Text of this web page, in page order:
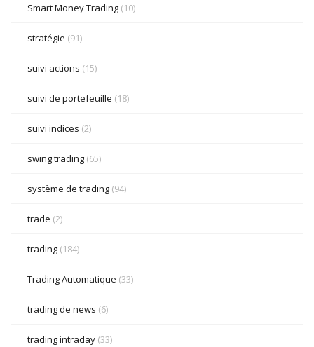
Smart Money Trading (10)
stratégie (91)
suivi actions (15)
suivi de portefeuille (18)
suivi indices (2)
swing trading (65)
système de trading (94)
trade (2)
trading (184)
Trading Automatique (33)
trading de news (6)
trading intraday (33)